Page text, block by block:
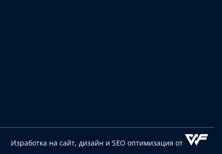
Изработка на сайт, дизайн и SEO оптимизация от